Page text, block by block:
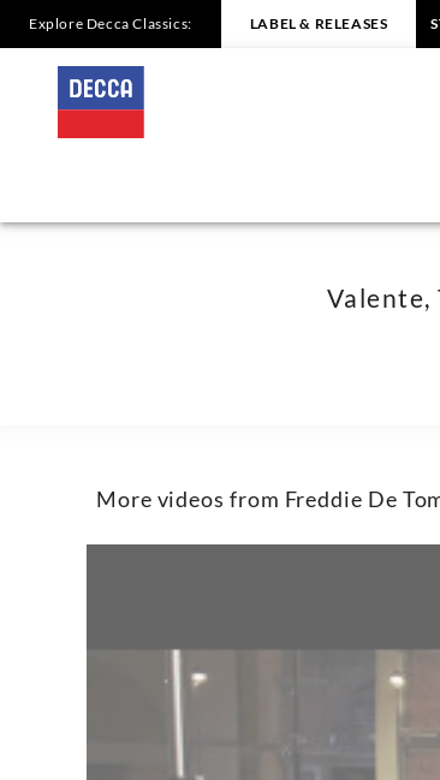
Valente,
Tagliaferri:
(Orch.
Tommaso
Explore Decca Classics: LABEL & RELEASES
Valente,
More videos from Freddie De